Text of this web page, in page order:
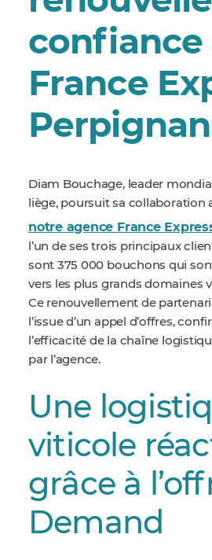
confiance
France
Perpignan
Diam Bouchage, leader
liège, poursuit sa collaboration
notre agence France
l’un de ses trois principaux
sont 375 000 bouchons qui
vers les plus grands domaines
Ce renouvellement de
l’issue d’un appel d’offres,
l’efficacité de la chaîne
par l’agence.
Une
viticole
grâce à
Demand